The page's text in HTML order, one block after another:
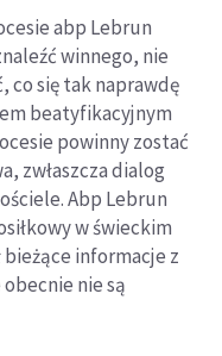
abp Lebrun
winnego, nie
co się tak naprawdę
beatyfikacyjnym
powinny zostać
zwłaszcza dialog
Abp Lebrun
w świeckim
informacje z
nie są